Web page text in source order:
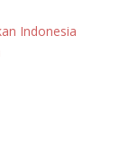
Indonesia